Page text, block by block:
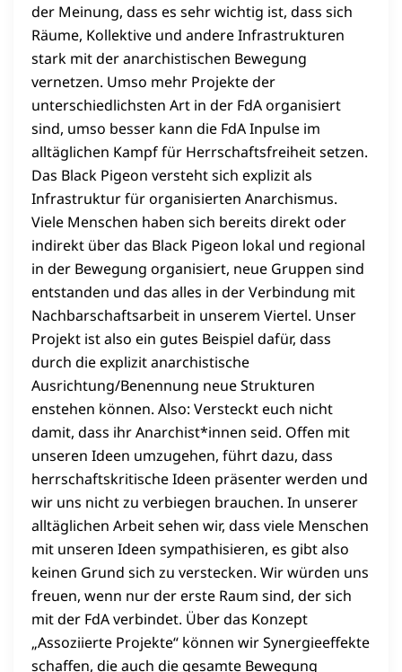
der Meinung, dass es sehr wichtig ist, dass sich
Räume, Kollektive und andere Infrastrukturen
stark mit der anarchistischen Bewegung
vernetzen. Umso mehr Projekte der
unterschiedlichsten Art in der FdA organisiert
sind, umso besser kann die FdA Inpulse im
alltäglichen Kampf für Herrschaftsfreiheit setzen.
Das Black Pigeon versteht sich explizit als
Infrastruktur für organisierten Anarchismus.
Viele Menschen haben sich bereits direkt oder
indirekt über das Black Pigeon lokal und regional
in der Bewegung organisiert, neue Gruppen sind
entstanden und das alles in der Verbindung mit
Nachbarschaftsarbeit in unserem Viertel. Unser
Projekt ist also ein gutes Beispiel dafür, dass
durch die explizit anarchistische
Ausrichtung/Benennung neue Strukturen
enstehen können. Also: Versteckt euch nicht
damit, dass ihr Anarchist*innen seid. Offen mit
unseren Ideen umzugehen, führt dazu, dass
herrschaftskritische Ideen präsenter werden und
wir uns nicht zu verbiegen brauchen. In unserer
alltäglichen Arbeit sehen wir, dass viele Menschen
mit unseren Ideen sympathisieren, es gibt also
keinen Grund sich zu verstecken. Wir würden uns
freuen, wenn nur der erste Raum sind, der sich
mit der FdA verbindet. Über das Konzept
„Assoziierte Projekte“ können wir Synergieeffekte
schaffen, die auch die gesamte Bewegung